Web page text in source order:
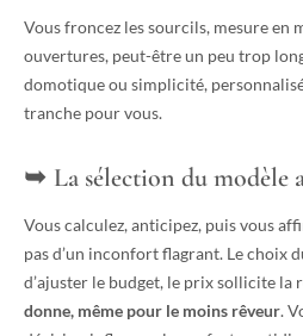
Vous froncez les sourcils, mesure en
ouvertures, peut-être un peu trop
domotique ou simplicité,
tranche pour vous.
La sélection du modèle
Vous calculez, anticipez, puis vous
pas d’un inconfort flagrant. Le choix
d’ajuster le budget, le prix sollicite la
donne, même pour le moins rêveur.